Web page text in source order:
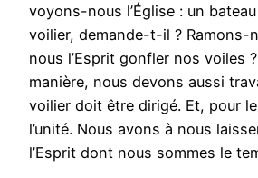
voyons-nous l’Église : un
voilier, demande-t-il ? Ramons-
nous l’Esprit gonfler nos voiles
manière, nous devons aussi
voilier doit être dirigé. Et, pour
l’unité. Nous avons à nous
l’Esprit dont nous sommes le